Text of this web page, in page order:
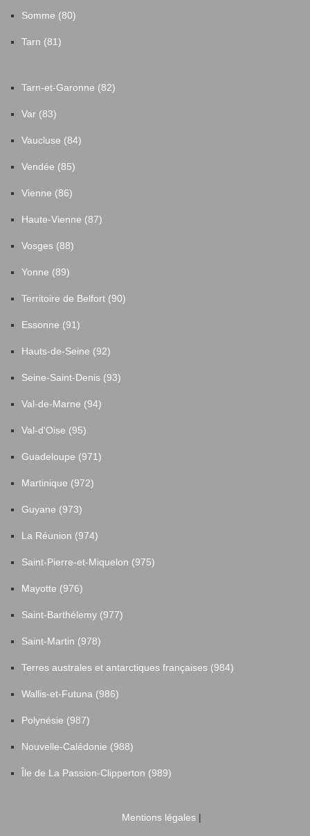
Somme (80)
Tarn (81)
Tarn-et-Garonne (82)
Var (83)
Vaucluse (84)
Vendée (85)
Vienne (86)
Haute-Vienne (87)
Vosges (88)
Yonne (89)
Territoire de Belfort (90)
Essonne (91)
Hauts-de-Seine (92)
Seine-Saint-Denis (93)
Val-de-Marne (94)
Val-d'Oise (95)
Guadeloupe (971)
Martinique (972)
Guyane (973)
La Réunion (974)
Saint-Pierre-et-Miquelon (975)
Mayotte (976)
Saint-Barthélemy (977)
Saint-Martin (978)
Terres australes et antarctiques françaises (984)
Wallis-et-Futuna (986)
Polynésie (987)
Nouvelle-Calédonie (988)
Île de La Passion-Clipperton (989)
Mentions légales|